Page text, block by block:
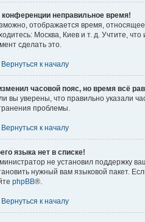
конференции неправильное время!
отображается время,
Москва, Киев и т. д. Учтите,
сделать это.
Вернуться к началу
часовой пояс, но время всё
вы уверены, что правильно указали
проблемы.
Вернуться к началу
языка нет в списке!
не установил поддержку
нужный вам языковой пакет.
phpBB®.
Вернуться к началу